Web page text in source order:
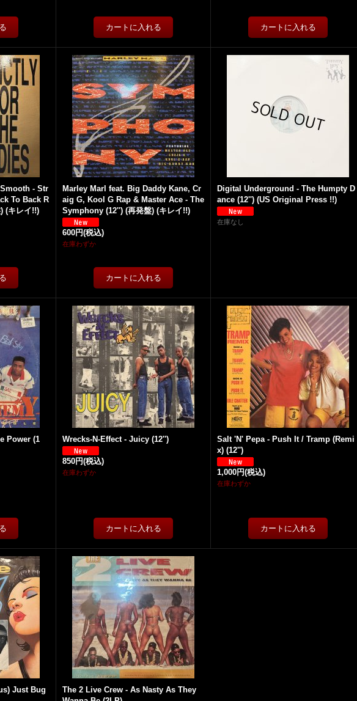
- Str
To Back R
(キレイ!!)
Marley Marl feat. Big Daddy Kane, Cr
aig G, Kool G Rap & Master Ace - The
Symphony (12'') (再発盤) (キレイ!!)
600円(税込)
在庫わずか
Digital Underground - The Humpty D
ance (12'') (US Original Press !!)
在庫なし
Power (1
Wrecks-N-Effect - Juicy (12'')
850円(税込)
在庫わずか
Salt 'N' Pepa - Push It / Tramp (Remi
x) (12'')
1,000円(税込)
在庫わずか
Just Bug
The 2 Live Crew - As Nasty As They